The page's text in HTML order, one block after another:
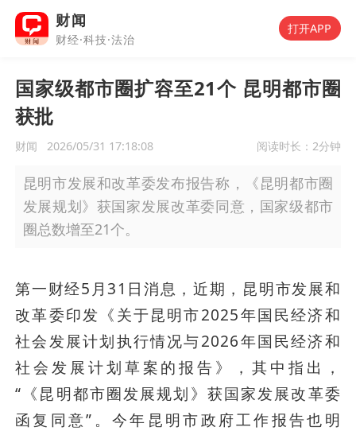
财闻
财经·科技·法治
打开APP
国家级都市圈扩容至21个 昆明都市圈
获批
财闻 2026/05/31 17:18:08 阅读时长： 2分钟
昆明市发展和改革委发布报告称，《昆明都市圈
发展规划》获国家发展改革委同意，国家级都市
圈总数增至21个。
第一财经5月31日消息，近期，昆明市发展和
改革委印发《关于昆明市2025年国民经济和
社会发展计划执行情况与2026年国民经济和
社会发展计划草案的报告》，其中指出，
“《昆明都市圈发展规划》获国家发展改革委
函复同意”。今年昆明市政府工作报告也明